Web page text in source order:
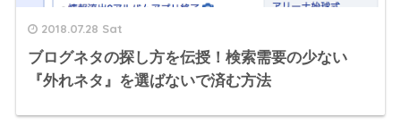
2018.07.28 Sat
ブログネタの探し方を伝授！検索需要の少ない
『外れネタ』を選ばないで済む方法